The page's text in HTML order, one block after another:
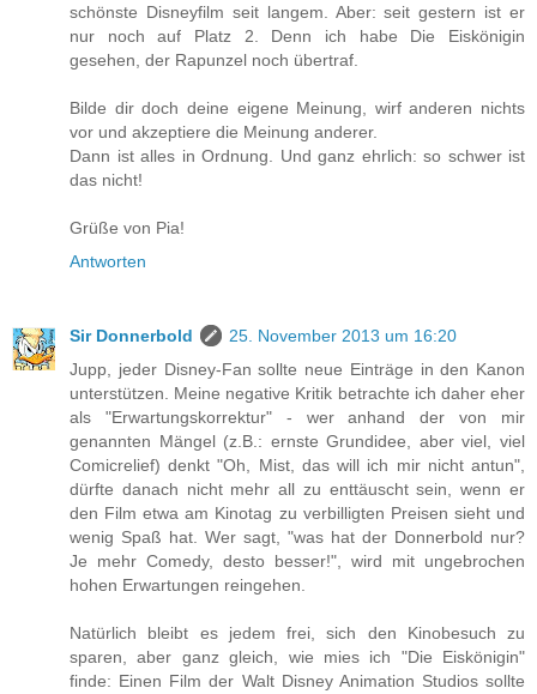
schönste Disneyfilm seit langem. Aber: seit gestern ist er
nur noch auf Platz 2. Denn ich habe Die Eiskönigin
gesehen, der Rapunzel noch übertraf.
Bilde dir doch deine eigene Meinung, wirf anderen nichts
vor und akzeptiere die Meinung anderer.
Dann ist alles in Ordnung. Und ganz ehrlich: so schwer ist
das nicht!
Grüße von Pia!
Antworten
Sir Donnerbold
25. November 2013 um 16:20
Jupp, jeder Disney-Fan sollte neue Einträge in den Kanon
unterstützen. Meine negative Kritik betrachte ich daher eher
als "Erwartungskorrektur" - wer anhand der von mir
genannten Mängel (z.B.: ernste Grundidee, aber viel, viel
Comicrelief) denkt "Oh, Mist, das will ich mir nicht antun",
dürfte danach nicht mehr all zu enttäuscht sein, wenn er
den Film etwa am Kinotag zu verbilligten Preisen sieht und
wenig Spaß hat. Wer sagt, "was hat der Donnerbold nur?
Je mehr Comedy, desto besser!", wird mit ungebrochen
hohen Erwartungen reingehen.
Natürlich bleibt es jedem frei, sich den Kinobesuch zu
sparen, aber ganz gleich, wie mies ich "Die Eiskönigin"
finde: Einen Film der Walt Disney Animation Studios sollte